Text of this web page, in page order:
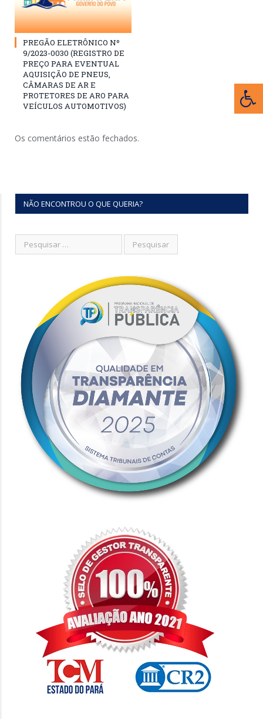
PREGÃO ELETRÔNICO Nº
9/2023-0030 (REGISTRO DE
PREÇO PARA EVENTUAL
AQUISIÇÃO DE PNEUS,
CÂMARAS DE AR E
PROTETORES DE ARO PARA
VEÍCULOS AUTOMOTIVOS)
Os comentários estão fechados.
NÃO ENCONTROU O QUE QUERIA?